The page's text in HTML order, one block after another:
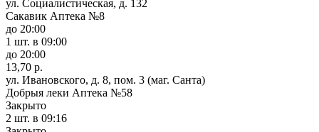
ул. Социалистическая, д. 132
Сакавик Аптека №8
до 20:00
1 шт. в 09:00
до 20:00
13,70 р.
ул. Ивановского, д. 8, пом. 3 (маг. Санта)
Добрыя леки Аптека №58
Закрыто
2 шт. в 09:16